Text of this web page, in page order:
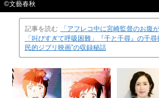
©文藝春秋
記事を読む
「アフレコ中に宮崎監督のお腹
「叫びすぎて呼吸困難」『千と千尋』の千尋
民的ジブリ映画”の収録秘話